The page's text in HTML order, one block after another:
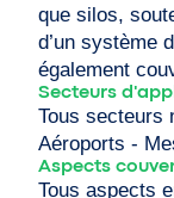
que silos,
d’un système
également
Secteurs
Tous secteurs
Aéroports -
Aspects
Tous aspects